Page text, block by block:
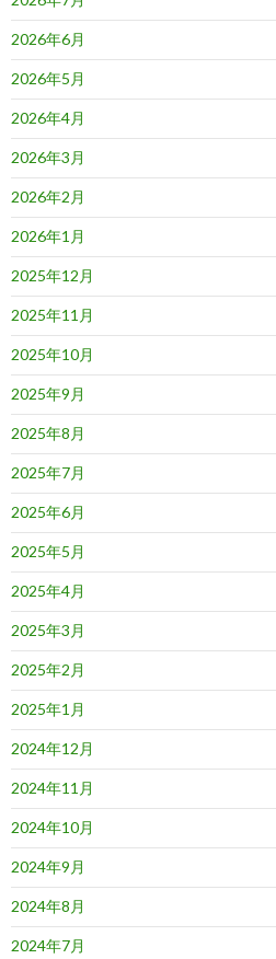
2026年6月
2026年5月
2026年4月
2026年3月
2026年2月
2026年1月
2025年12月
2025年11月
2025年10月
2025年9月
2025年8月
2025年7月
2025年6月
2025年5月
2025年4月
2025年3月
2025年2月
2025年1月
2024年12月
2024年11月
2024年10月
2024年9月
2024年8月
2024年7月